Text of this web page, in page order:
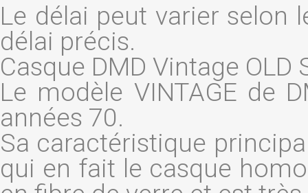
Le délai peut varier selon
délai précis.
Casque DMD Vintage OLD
Le modèle VINTAGE de
années 70.
Sa caractéristique
qui en fait le casque